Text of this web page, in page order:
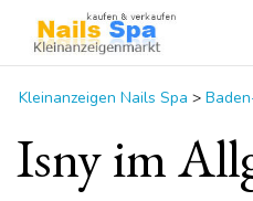
Kleinanzeigen Nails Spa >
Isny im